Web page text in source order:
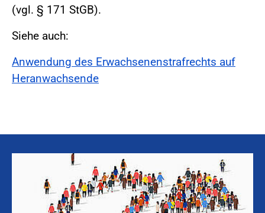
(vgl. § 171 StGB).
Siehe auch:
Anwendung des Erwachsenenstrafrechts auf
Heranwachsende